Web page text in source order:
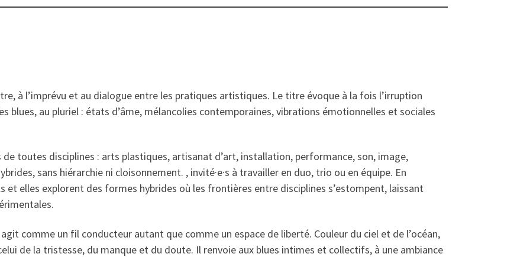
à l’imprévu et au dialogue entre les pratiques artistiques. Le titre évoque à la fois l’irruption
blues, au pluriel : états d’âme, mélancolies contemporaines, vibrations émotionnelles et sociales
de toutes disciplines : arts plastiques, artisanat d’art, installation, performance, son, image,
sans hiérarchie ni cloisonnement. , invité·e·s à travailler en duo, trio ou en équipe. En
et elles explorent des formes hybrides où les frontières entre disciplines s’estompent, laissant
comme un fil conducteur autant que comme un espace de liberté. Couleur du ciel et de l’océan,
de la tristesse, du manque et du doute. Il renvoie aux blues intimes et collectifs, à une ambiance